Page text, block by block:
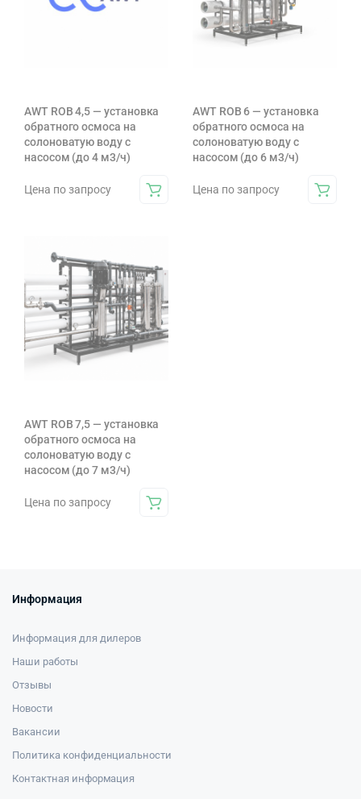
AWT ROB 4,5 — установка
обратного осмоса на
солоноватую воду с
насосом (до 4 м3/ч)
Цена по запросу
AWT ROB 6 — установка
обратного осмоса на
солоноватую воду с
насосом (до 6 м3/ч)
Цена по запросу
AWT ROB 7,5 — установка
обратного осмоса на
солоноватую воду с
насосом (до 7 м3/ч)
Цена по запросу
Информация
Информация для дилеров
Наши работы
Отзывы
Новости
Вакансии
Политика конфиденциальности
Контактная информация